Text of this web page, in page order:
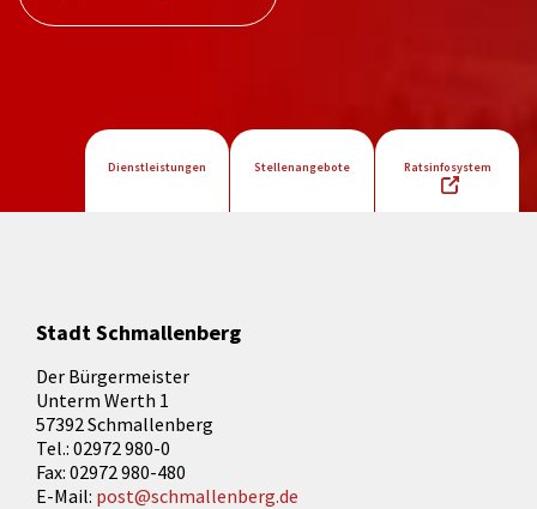
Dienstleistungen Stellenangebote Ratsinfosystem
Stadt Schmallenberg
Der Bürgermeister
Unterm Werth 1
57392 Schmallenberg
Tel.: 02972 980-0
Fax: 02972 980-480
E-Mail: post@schmallenberg.de